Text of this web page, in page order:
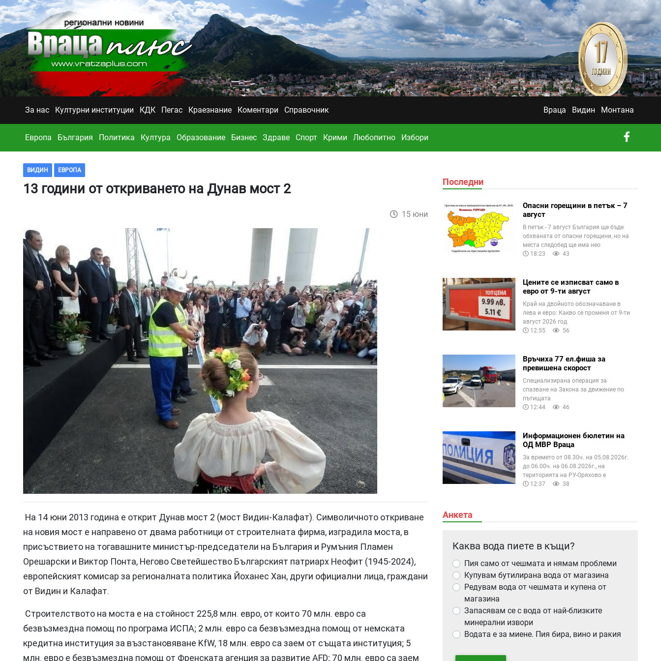
За нас Културни институции КДК Пегас Краезнание Коментари Справочник Враца Видин Монтана
Европа България Политика Култура Образование Бизнес Здраве Спорт Крими Любопитно Избори
ВИДИН ЕВРОПА
13 години от откриването на Дунав мост 2
15 юни
На 14 юни 2013 година е открит Дунав мост 2 (мост Видин-Калафат). Символичното откриване
на новия мост е направено от двама работници от строителната фирма, изградила моста, в
присъствието на тогавашните министър-председатели на България и Румъния Пламен
Орешарски и Виктор Понта, Негово Светейшество Българският патриарх Неофит (1945-2024),
европейският комисар за регионалната политика Йоханес Хан, други официални лица, граждани
от Видин и Калафат.
Строителството на моста е на стойност 225,8 млн. евро, от които 70 млн. евро са
безвъзмездна помощ по програма ИСПА; 2 млн. евро са безвъзмездна помощ от немската
кредитна институция за възстановяване KfW, 18 млн. евро са заем от същата институция; 5
млн. евро е безвъзмездна помощ от Френската агенция за развитие AFD; 70 млн. евро са заем
Последни
Опасни горещини в петък – 7
август
В петък - 7 август България ще бъде
обхваната от опасни горещини, но на
места следобед ще има нео
18:23
43
Цените се изписват само в
евро от 9-ти август
Край на двойното обозначаване в
лева и евро: Какво се променя от 9-ти
август 2026 год
12:55
56
Връчиха 77 ел.фиша за
превишена скорост
Специализирана операция за
спазване на Закона за движение по
пътищата
12:44
46
Информационен бюлетин на
ОД МВР Враца
За времето от 08.30ч. на 05.08.2026г.
до 06.00ч. на 06.08.2026г., на
територията на РУ-Оряхово е
12:37
38
Анкета
Каква вода пиете в къщи?
Пия само от чешмата и нямам проблеми
Купувам бутилирана вода от магазина
Редувам вода от чешмата и купена от
магазина
Запасявам се с вода от най-близките
минерални извори
Водата е за миене. Пия бира, вино и ракия